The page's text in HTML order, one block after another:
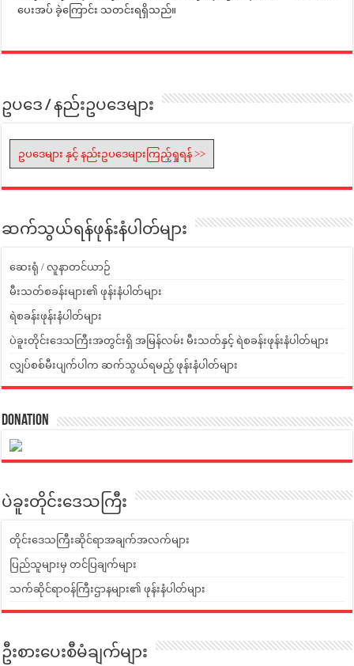
ပေးအပ် ခဲ့ကြောင်း သတင်းရရှိသည်။
ဥပဒေ / နည်းဥပဒေများ
ဥပဒေများ နှင့် နည်းဥပဒေများကြည့်ရှုရန် >>
ဆက်သွယ်ရန်ဖုန်းနံပါတ်များ
ဆေးရုံ / လူနာတင်ယာဉ်
မီးသတ်စခန်းများ၏ ဖုန်းနံပါတ်များ
ရဲစခန်းဖုန်းနံပါတ်များ
ပဲခူးတိုင်းဒေသကြီးအတွင်းရှိ အမြန်လမ်း မီးသတ်နှင့် ရဲစခန်းဖုန်းနံပါတ်များ
လျှပ်စစ်မီးပျက်ပါက ဆက်သွယ်ရမည့် ဖုန်းနံပါတ်များ
Donation
ပဲခူးတိုင်းဒေသကြီး
တိုင်းဒေသကြီးဆိုင်ရာအချက်အလက်များ
ပြည်သူများမှ တင်ပြချက်များ
သက်ဆိုင်ရာဝန်ကြီးဌာနများ၏ ဖုန်းနံပါတ်များ
ဦးစားပေးစီမံချက်များ